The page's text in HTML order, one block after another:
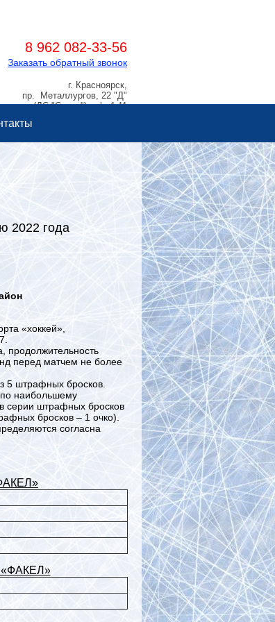
8 962 082-33-56
Заказать обратный звонок
г. Красноярск,
пр. Металлургов, 22 "Д"
(ДС "Сокол"), оф. 1.11
2022 года
«хоккей»,
продолжительность
перед матчем не более
5 штрафных бросков.
наибольшему
серии штрафных бросков
бросков – 1 очко).
согласна
«ФАКЕЛ»